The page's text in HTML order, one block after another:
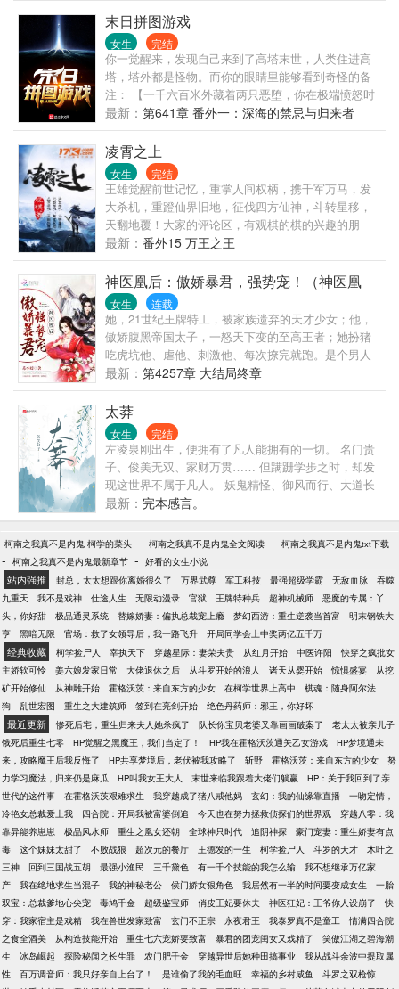
末日拼图游戏
女生 完结
你一觉醒来，发现自己来到了高塔末世，人类住进高
塔，塔外都是怪物。而你的眼睛里能够看到奇怪的备
注： 【一千六百米外藏着两只恶堕，你在极端愤怒时
一记滑铲，能把它们喂的饱饱的。】 【在你想着蒸煮
油炸之前，最好摸摸它的左侧口袋，千万不要养成杀
怪不舔包的恶习。】 【居然会有人盯着自己的脸看，
我承认你的脸很有带入感，假如我是人类的话，我可
以给你打9分，当然了，我97分。】 【对方是一个等
级比你高出太多的大佬，我给你三个建议，跪舔，跪
舔，或者跪舔。弱点？不应当，我只是一个能力有限
的小备注。】 象征末世明珠的高塔，被恶念吸引的塔
外畸变怪物，上位者的赌局，探索者的险境，末日中
的陷阱，在你的双眼下，都以调皮的风格呈现。 （书
友群：560205278）
最新： 第641章 番外一：深海的禁忌与归来者
凌霄之上
女生 完结
王雄觉醒前世记忆，重掌人间权柄，携千军万马，发
大杀机，重蹬仙界旧地，征伐四方仙神，斗转星移，
天翻地覆！大家的评论区，有观棋的棋的兴趣的朋
友，请加微信公众号。
最新： 番外15 万王之王
神医凰后：傲娇暴君，强势宠！（神医凰
后）
女生 连载
她，21世纪王牌特工，被家族遗弃的天才少女；他，
傲娇腹黑帝国太子，一怒天下变的至高王者；她扮猪
吃虎坑他、虐他、刺激他、每次撩完就跑。是个男人
就忍不了！他只能猎捕她，宠溺她，诱惑她为他倾
心，谁知最后先掏..
最新： 第4257章 大结局终章
太莽
女生 完结
左凌泉刚出生，便拥有了凡人能拥有的一切。 名门贵
子、俊美无双、家财万贯…… 但蹒跚学步之时，却发
现这世界不属于凡人。 妖鬼精怪、御风而行、大道长
生…… 毫不意外，左凌泉踏上了追寻长生的路途。 高
人曾言： 九域莽荒，太虚无迹。 修行一道，如长夜无
灯而行，激流无桥而渡。 我辈修士，当谋而后动，万
事‘从心’。 左凌泉谨记教诲，就此凡事顺应心意，为所
欲为…… 高人：“等等，是‘从心’，不是让你想杀谁就
杀谁，你这娃儿咋就听不明白呢？” ------- PS：已有万
订完本作品《世子很凶》，多女主架空武侠，有兴趣
的大佬可以瞅一眼。书友群：703462253
最新： 完本感言。
柯南之我真不是内鬼 柯学的菜头 - 柯南之我真不是内鬼全文阅读 - 柯南之我真不是内鬼txt下载
- 柯南之我真不是内鬼最新章节 - 好看的女生小说
站内强推 封总，太太想跟你离婚很久了 万界武尊 军工科技 最强超级学霸 无敌血脉
吞噬
九重天
我不是戏神 仕途人生 无限动漫录 官狱 王牌特种兵 超神机械师
恶魔的专属：丫
头，你好甜
极品通灵系统 替嫁娇妻：偏执总裁宠上瘾 梦幻西游：重生逆袭当首富
明末钢铁大
亨
黑暗无限 官场：救了女领导后，我一路飞升 开局同学会上中奖两亿五千万
经典收藏 柯学捡尸人 宰执天下 穿越星际：妻荣夫贵 从红月开始 中医许阳
快穿之疯批女
主娇软可怜
姜六娘发家日常 大佬退休之后 从斗罗开始的浪人 诸天从婴开始 惊惧盛宴
从挖
矿开始修仙
从神雕开始 霍格沃茨：来自东方的少女 在柯学世界上高中
棋魂：随身阿尔法
狗
乱世宏图 重生之大建筑师 签到在亮剑开始 绝色丹药师：邪王，你好坏
最近更新 惨死后宅，重生归来夫人她杀疯了 队长你宝贝老婆又靠画画破案了
老太太被亲儿子
饿死后重生七零
HP觉醒之黑魔王，我们当定了！ HP我在霍格沃茨通关乙女游戏
HP梦境通未
来，攻略魔王后我反悔了
HP共享梦境后，老伏被我攻略了 斩野 霍格沃茨：来自东方的少女
努
力学习魔法，归来仍是麻瓜
HP叫我女王大人 末世来临我跟着大佬们躺赢
HP：关于我回到了亲
世代的这件事
在霍格沃茨艰难求生 我穿越成了猪八戒他妈 玄幻：我的仙缘靠直播
一吻定情，
冷艳女总裁爱上我
四合院：开局我被富婆倒追 今天也在努力拯救侦探们的世界观
穿越八零：我
靠异能养崽崽
极品风水师 重生之凰女还朝 全球神只时代 追阴神探
豪门宠妻：重生娇妻有点
毒
这个妹妹太甜了 不败战狼 超次元的餐厅 王德发的一生 柯学捡尸人 斗罗的天才
木叶之
三神
回到三国战五胡 最强小渔民 三千黛色 有一千个技能的我怎么输
我不想继承万亿家
产
我在绝地求生当混子 我的神秘老公 侯门娇女狠角色 我居然有一半的时间要变成女生
一胎
双宝：总裁爹地心尖宠
毒鸠千金 超级鉴宝师 俏皮王妃要休夫 神医狂妃：王爷你人设崩了
快
穿：我家宿主是戏精
我在兽世发家致富 玄门不正宗 永夜君王 我泰罗真不是童工
情满四合院
之食全酒美
从构造技能开始 重生七六宠娇要致富 暴君的团宠闺女又戏精了
笑傲江湖之碧海潮
生
冰岛崛起 探险秘闻之长生罪 农门肥千金 穿越异世后她种田搞事业
我从战斗余波中提取属
性
百万调音师：我只好亲自上台了！ 是谁偷了我的毛血旺 幸福的乡村咸鱼
斗罗之双枪惊